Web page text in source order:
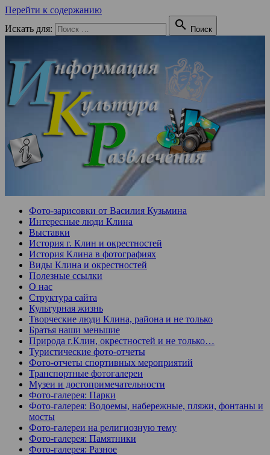
Перейти к содержанию
Искать для:
 Поиск
Фото-зарисовки от Василия Кузьмина
Интересные люди Клина
Выставки
История г. Клин и окрестностей
История Клина в фотографиях
Виды Клина и окрестностей
Полезные ссылки
О нас
Структура сайта
Культурная жизнь
Творческие люди Клина, района и не только
Братья наши меньшие
Природа г.Клин, окрестностей и не только…
Туристические фото-отчеты
Фото-отчеты спортивных мероприятий
Транспортные фотогалереи
Музеи и достопримечательности
Фото-галерея: Парки
Фото-галерея: Водоемы, набережные, пляжи, фонтаны и
мосты
Фото-галереи на религиозную тему
Фото-галерея: Памятники
Фото-галерея: Разное